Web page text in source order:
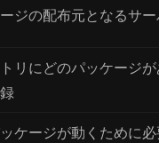
ジの配布元となるサ
リにどのパッケージ
ケージが動くために